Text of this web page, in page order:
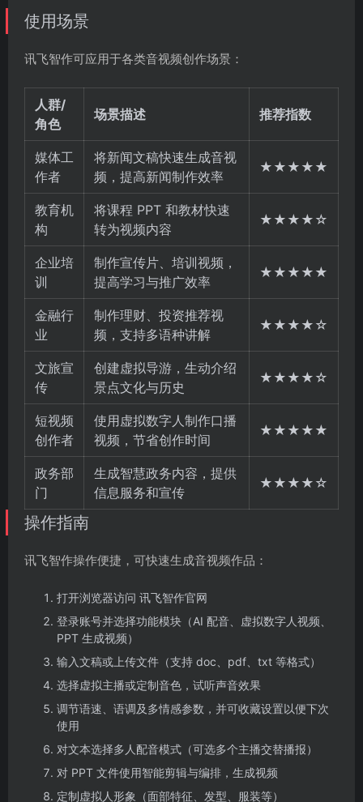
使用场景
讯飞智作可应用于各类音视频创作场景：
人群/
角色
场景描述 推荐指数
媒体工
作者
将新闻文稿快速生成音视
频，提高新闻制作效率
★★★★★
教育机
构
将课程 PPT 和教材快速
转为视频内容
★★★★☆
企业培
训
制作宣传片、培训视频，
提高学习与推广效率
★★★★★
金融行
业
制作理财、投资推荐视
频，支持多语种讲解
★★★★☆
文旅宣
传
创建虚拟导游，生动介绍
景点文化与历史
★★★★☆
短视频
创作者
使用虚拟数字人制作口播
视频，节省创作时间
★★★★★
政务部
门
生成智慧政务内容，提供
信息服务和宣传
★★★★☆
操作指南
讯飞智作操作便捷，可快速生成音视频作品：
打开浏览器访问 讯飞智作官网
登录账号并选择功能模块（AI 配音、虚拟数字人视频、
PPT 生成视频）
输入文稿或上传文件（支持 doc、pdf、txt 等格式）
选择虚拟主播或定制音色，试听声音效果
调节语速、语调及多情感参数，并可收藏设置以便下次
使用
对文本选择多人配音模式（可选多个主播交替播报）
对 PPT 文件使用智能剪辑与编排，生成视频
定制虚拟人形象（面部特征、发型、服装等）